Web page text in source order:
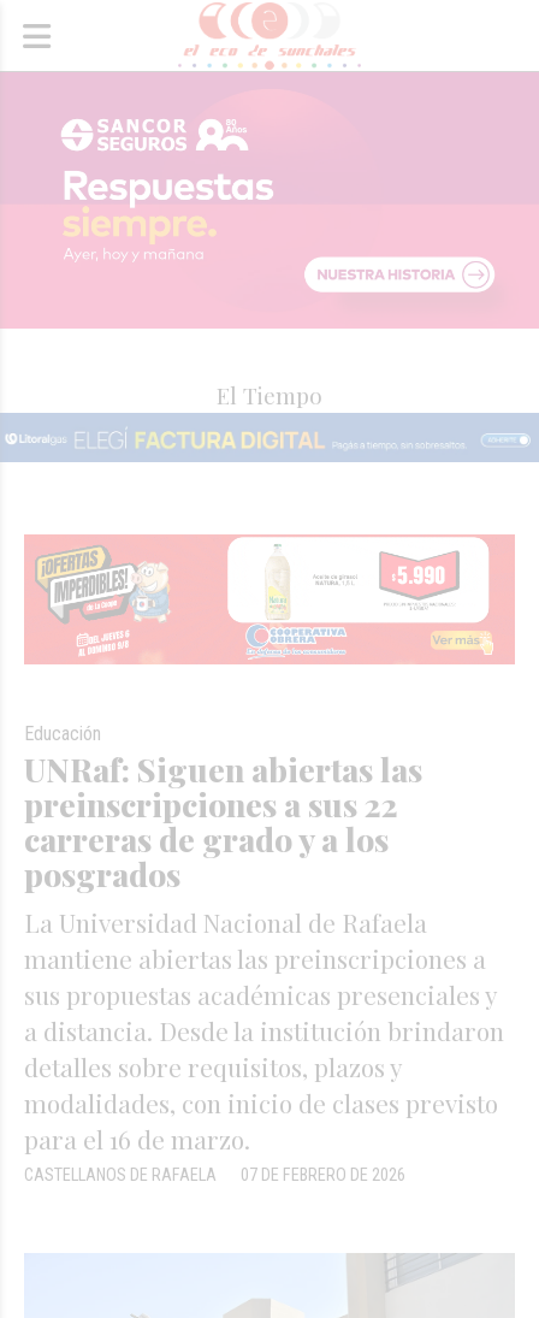
El Tiempo
UNRaf: Siguen abiertas las
preinscripciones a sus 22
carreras de grado y a los
posgrados
La Universidad Nacional de Rafaela
mantiene abiertas las preinscripciones a
sus propuestas académicas presenciales y
a distancia. Desde la institución brindaron
detalles sobre requisitos, plazos y
modalidades, con inicio de clases previsto
para el 16 de marzo.
Educación
07 DE FEBRERO DE 2026
CASTELLANOS DE RAFAELA